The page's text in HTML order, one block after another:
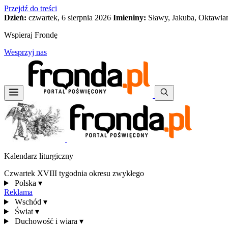
Przejdź do treści
Dzień: czwartek, 6 sierpnia 2026 Imieniny: Sławy, Jakuba,
Wspieraj Frondę
Wesprzyj nas
Kalendarz liturgiczny
Czwartek XVIII tygodnia okresu zwykłego
Polska ▾
Reklama
Wschód ▾
Świat ▾
Duchowość i wiara ▾